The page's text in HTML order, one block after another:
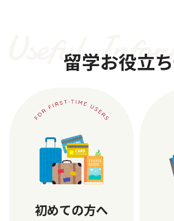
留学お役立
初めての方へ